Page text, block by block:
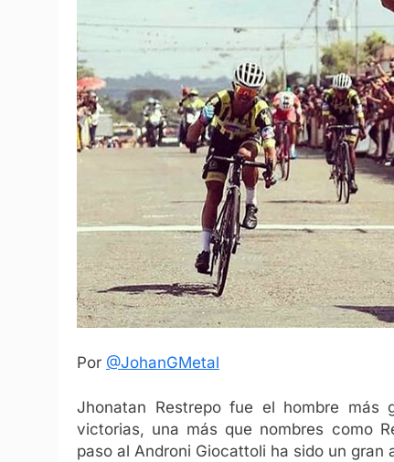
Por @JohanGMetal
Jhonatan Restrepo fue el hombre
victorias, una más que nombres como
paso al Androni Giocattoli ha sido un